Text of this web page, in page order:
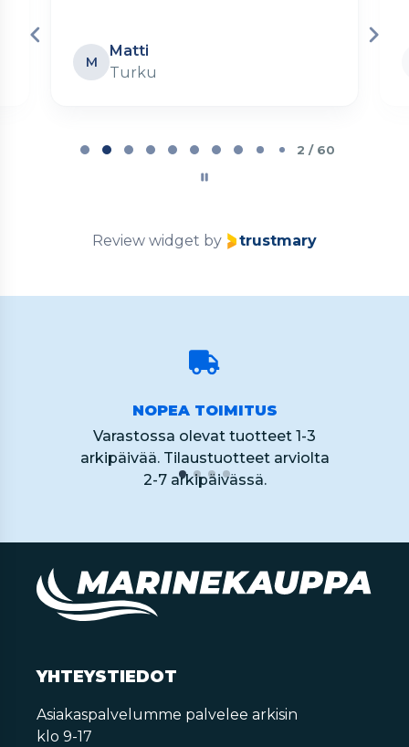
M
Matti
Turku
2 / 60
Review widget by trustmary
NOPEA TOIMITUS
Varastossa olevat tuotteet 1-3
arkipäivää. Tilaustuotteet arviolta
2-7 arkipäivässä.
YHTEYSTIEDOT
Asiakaspalvelumme palvelee arkisin
klo 9-17